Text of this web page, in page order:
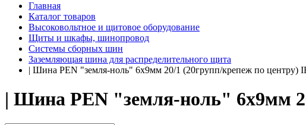
Главная
Каталог товаров
Высоковольтное и щитовое оборудование
Щиты и шкафы, шинопровод
Системы сборных шин
Заземляющая шина для распределительного щита
| Шина PEN "земля-ноль" 6х9мм 20/1 (20групп/крепеж по центру)
| Шина PEN "земля-ноль" 6х9мм